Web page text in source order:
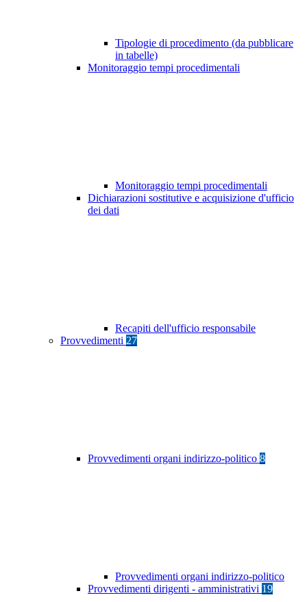
Tipologie di procedimento (da pubblicare
in tabelle)
Monitoraggio tempi procedimentali
Monitoraggio tempi procedimentali
Dichiarazioni sostitutive e acquisizione d'ufficio
dei dati
Recapiti dell'ufficio responsabile
Provvedimenti 27
Provvedimenti organi indirizzo-politico 8
Provvedimenti organi indirizzo-politico
Provvedimenti dirigenti - amministrativi 19